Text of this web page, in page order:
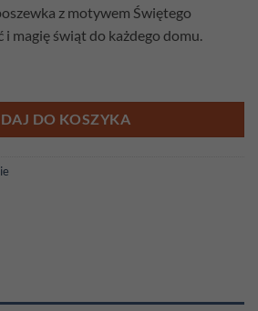
z motywem Świętego
i magię świąt do każdego domu.
DO KOSZYKA